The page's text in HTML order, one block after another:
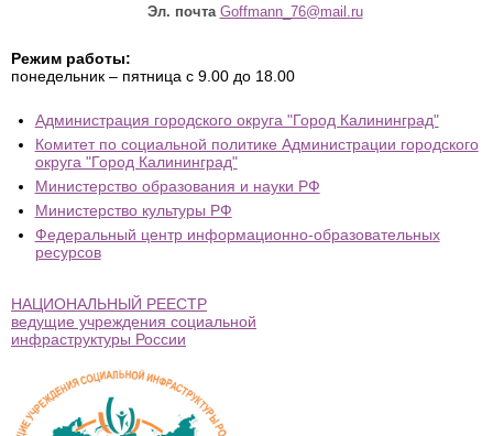
Эл. почта Goffmann_76@mail.ru
Режим работы:
понедельник – пятница с 9.00 до 18.00
Администрация городского округа "Город Калининград"
Комитет по социальной политике Администрации городского
округа "Город Калининград"
Министерство образования и науки РФ
Министерство культуры РФ
Федеральный центр информационно-образовательных
ресурсов
НАЦИОНАЛЬНЫЙ РЕЕСТР
ведущие учреждения социальной
инфраструктуры России